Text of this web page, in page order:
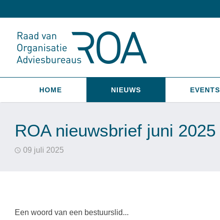
HOME NIEUWS EVENTS
ROA nieuwsbrief juni 2025
09 juli 2025
Een woord van een bestuurslid...